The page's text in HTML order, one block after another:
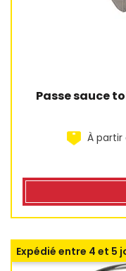
Passe sauce
À partir
Expédié entre 4 et 5